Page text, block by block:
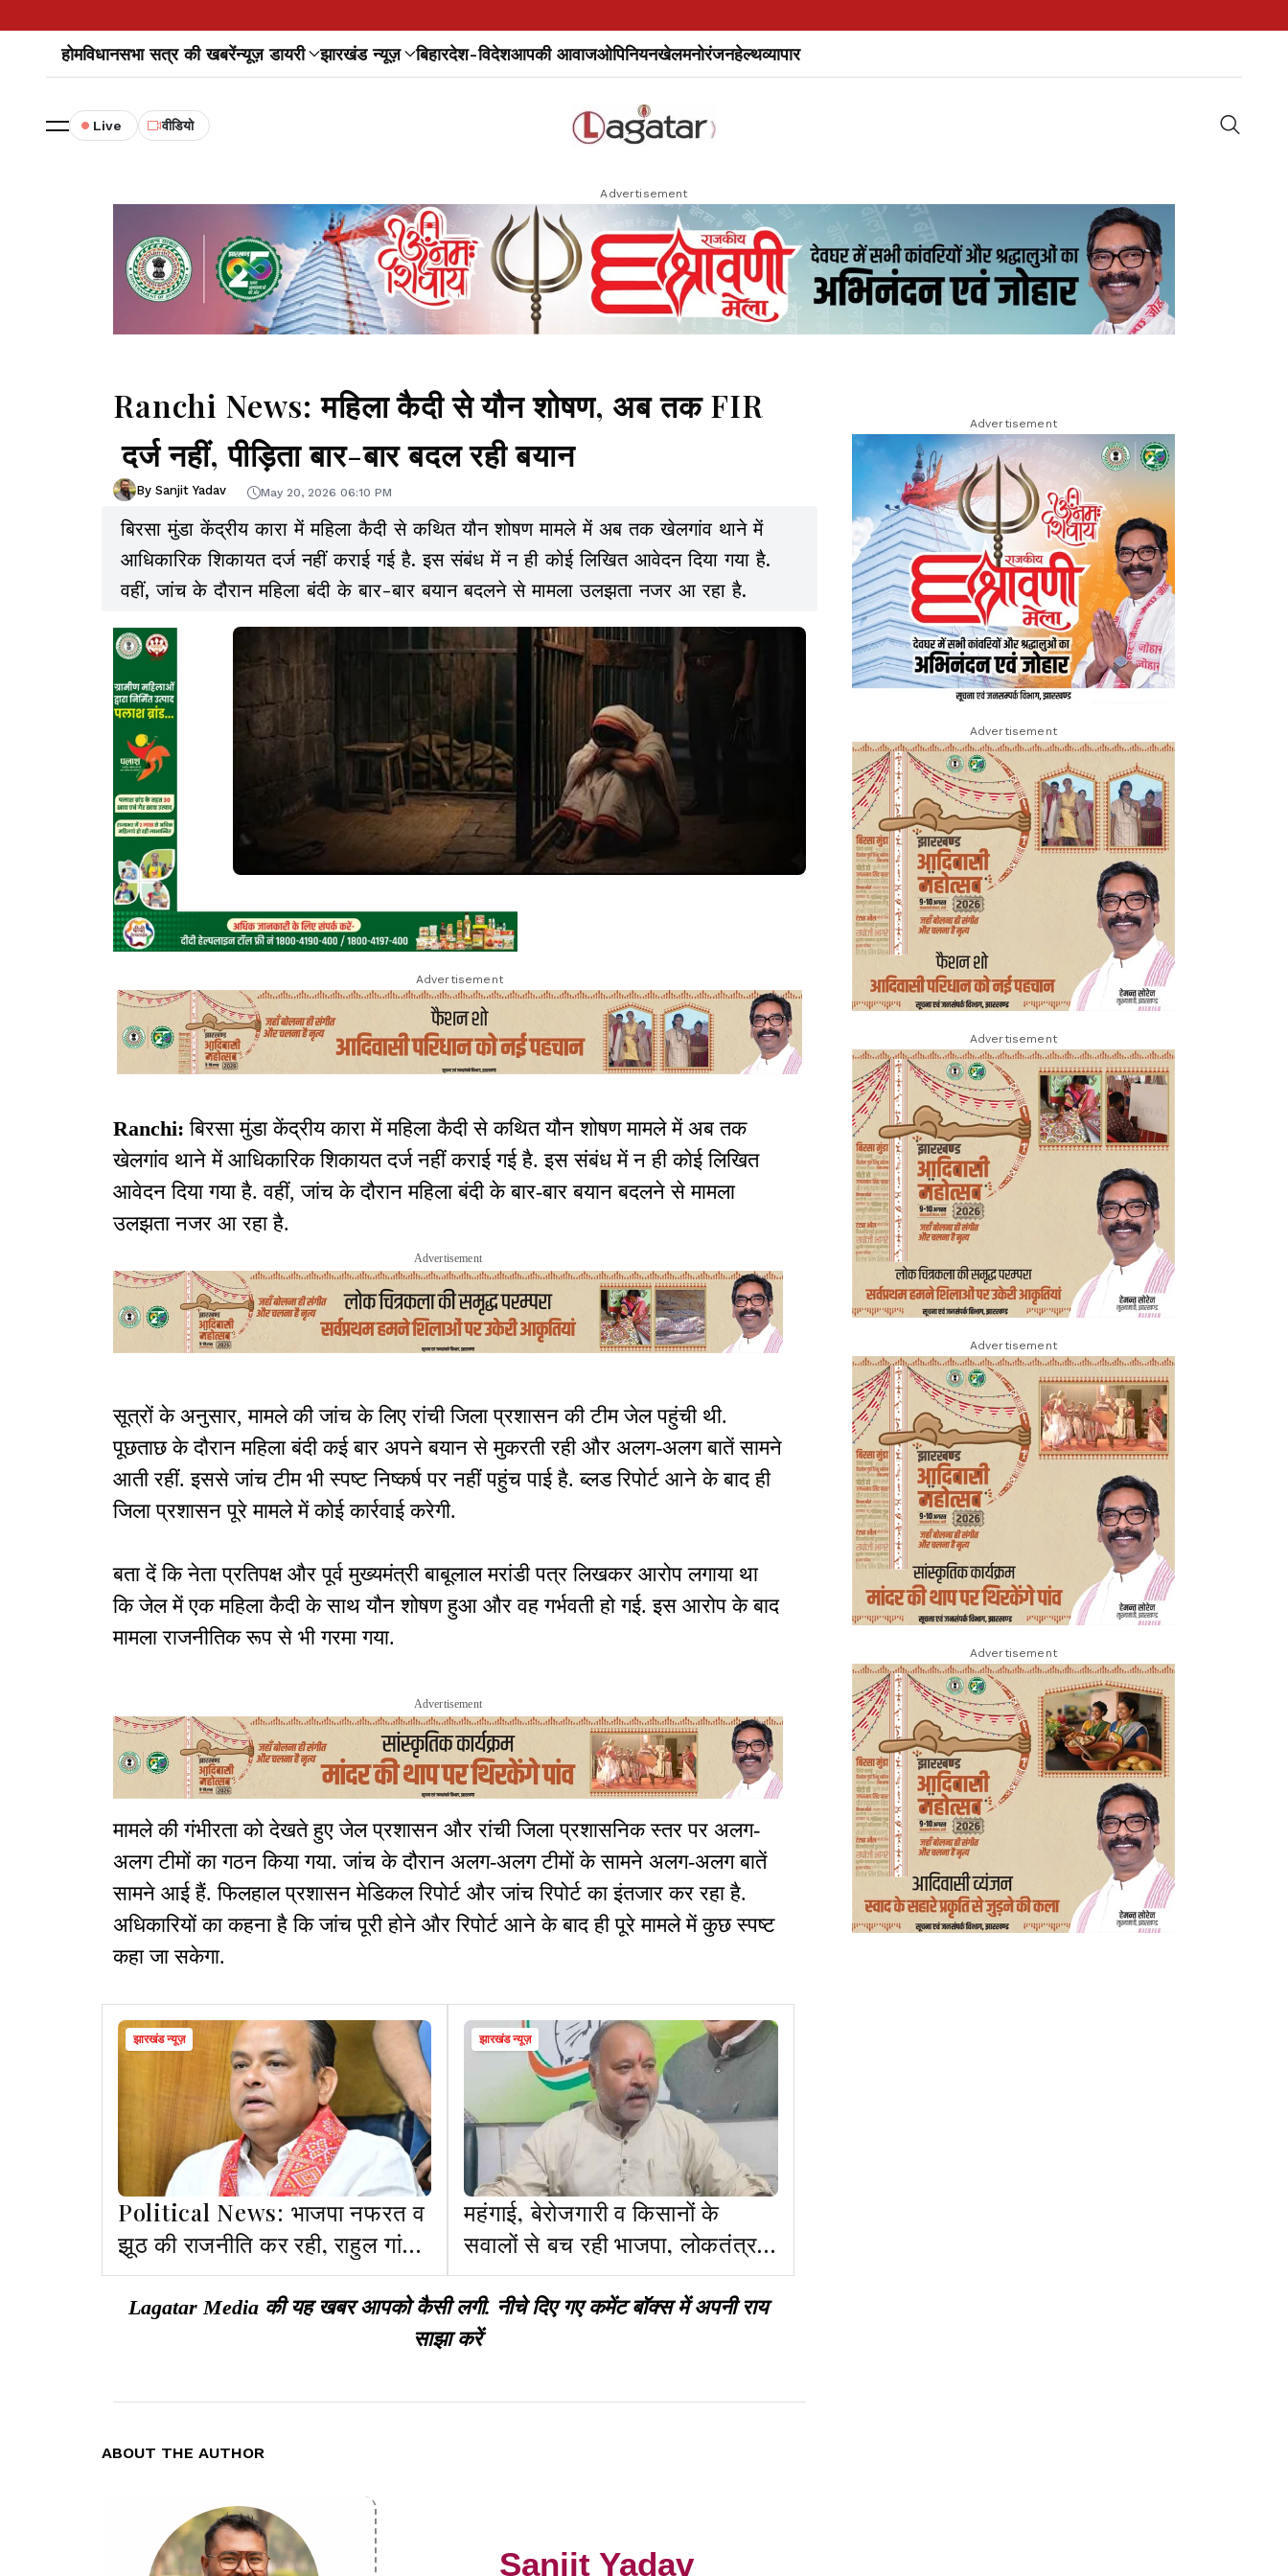
होमविधानसभा सत्र की खबरेंन्यूज़ डायरी झारखंड न्यूज़ बिहारदेश-विदेशआपकी आवाजओपिनियनखेलमनोरंजनहेल्थव्यापार
Live वीडियो
Advertisement
Ranchi News: महिला कैदी से यौन शोषण, अब तक FIR
दर्ज नहीं, पीड़िता बार-बार बदल रही बयान
By Sanjit Yadav May 20, 2026 06:10 PM
बिरसा मुंडा केंद्रीय कारा में महिला कैदी से कथित यौन शोषण मामले में अब तक खेलगांव थाने में
आधिकारिक शिकायत दर्ज नहीं कराई गई है. इस संबंध में न ही कोई लिखित आवेदन दिया गया है.
वहीं, जांच के दौरान महिला बंदी के बार-बार बयान बदलने से मामला उलझता नजर आ रहा है.
Advertisement
Ranchi: बिरसा मुंडा केंद्रीय कारा में महिला कैदी से कथित यौन शोषण मामले में अब तक
खेलगांव थाने में आधिकारिक शिकायत दर्ज नहीं कराई गई है. इस संबंध में न ही कोई लिखित
आवेदन दिया गया है. वहीं, जांच के दौरान महिला बंदी के बार-बार बयान बदलने से मामला
उलझता नजर आ रहा है.
Advertisement
सूत्रों के अनुसार, मामले की जांच के लिए रांची जिला प्रशासन की टीम जेल पहुंची थी.
पूछताछ के दौरान महिला बंदी कई बार अपने बयान से मुकरती रही और अलग-अलग बातें सामने
आती रहीं. इससे जांच टीम भी स्पष्ट निष्कर्ष पर नहीं पहुंच पाई है. ब्लड रिपोर्ट आने के बाद ही
जिला प्रशासन पूरे मामले में कोई कार्रवाई करेगी.
बता दें कि नेता प्रतिपक्ष और पूर्व मुख्यमंत्री बाबूलाल मरांडी पत्र लिखकर आरोप लगाया था
कि जेल में एक महिला कैदी के साथ यौन शोषण हुआ और वह गर्भवती हो गई. इस आरोप के बाद
मामला राजनीतिक रूप से भी गरमा गया.
Advertisement
मामले की गंभीरता को देखते हुए जेल प्रशासन और रांची जिला प्रशासनिक स्तर पर अलग-
अलग टीमों का गठन किया गया. जांच के दौरान अलग-अलग टीमों के सामने अलग-अलग बातें
सामने आई हैं. फिलहाल प्रशासन मेडिकल रिपोर्ट और जांच रिपोर्ट का इंतजार कर रहा है.
अधिकारियों का कहना है कि जांच पूरी होने और रिपोर्ट आने के बाद ही पूरे मामले में कुछ स्पष्ट
कहा जा सकेगा.
झारखंड न्यूज़
Political News: भाजपा नफरत व
झूठ की राजनीति कर रही, राहुल गांधी
सच की आवाज- इरफान अंसारी
झारखंड न्यूज़
महंगाई, बेरोजगारी व किसानों के
सवालों से बच रही भाजपा, लोकतंत्र में
जवाबदेही जरूरी: कांग्रेस
Lagatar Media की यह खबर आपको कैसी लगी. नीचे दिए गए कमेंट बॉक्स में अपनी राय
साझा करें
ABOUT THE AUTHOR
Sanjit Yadav
Advertisement
Advertisement
Advertisement
Advertisement
Advertisement